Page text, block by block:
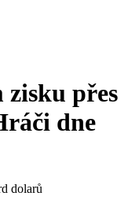
přes
dne